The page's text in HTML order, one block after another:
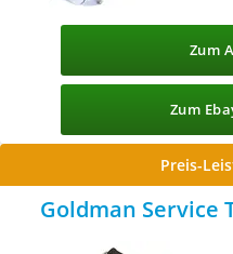
Zum
Zum
Preis-
Goldman Service